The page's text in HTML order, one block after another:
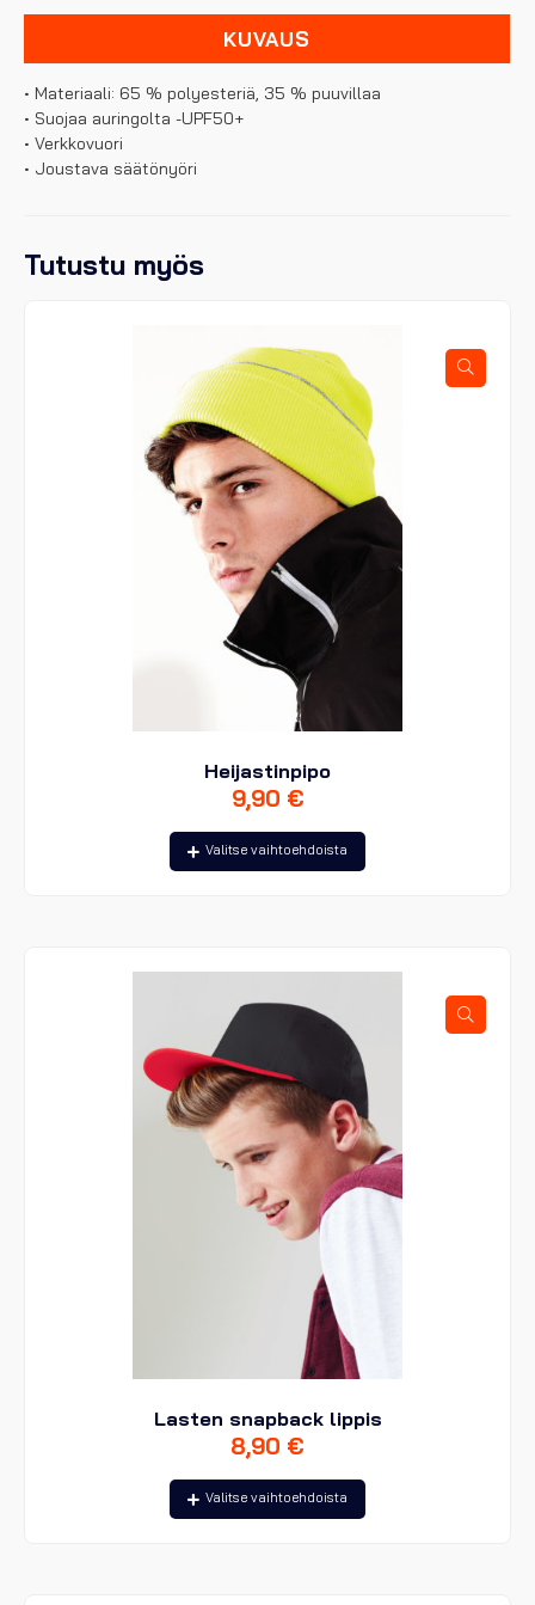
KUVAUS
• Materiaali: 65 % polyesteriä, 35 % puuvillaa
• Suojaa auringolta -UPF50+
• Verkkovuori
• Joustava säätönyöri
Tutustu myös
Heijastinpipo
9,90 €
Valitse vaihtoehdoista
Tällä
tuotteella
Voit
sivulla.
Lasten snapback lippis
8,90 €
Valitse vaihtoehdoista
Tällä
tuotteella